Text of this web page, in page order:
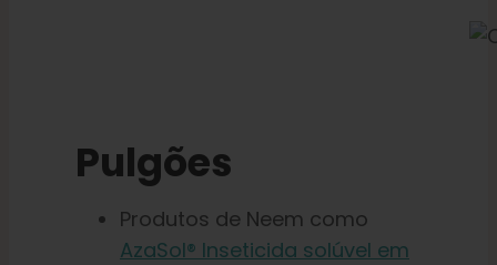
Pulgões
Produtos de Neem como
AzaSol® Inseticida solúvel em